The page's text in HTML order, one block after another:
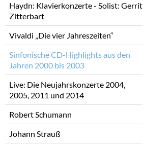
Haydn: Klavierkonzerte - Solist: Gerrit
Zitterbart
Vivaldi „Die vier Jahreszeiten“
Sinfonische CD-Highlights aus den
Jahren 2000 bis 2003
Live: Die Neujahrskonzerte 2004,
2005, 2011 und 2014
Robert Schumann
Johann Strauß